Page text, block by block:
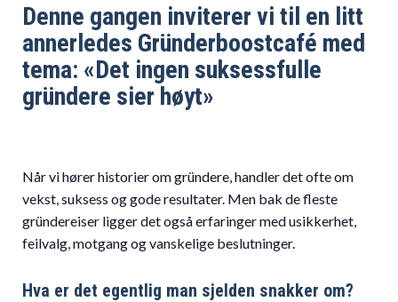
Denne gangen inviterer vi til en litt
annerledes Gründerboostcafé med
tema: «Det ingen suksessfulle
gründere sier høyt»
Når vi hører historier om gründere, handler det ofte om
vekst, suksess og gode resultater. Men bak de fleste
gründereiser ligger det også erfaringer med usikkerhet,
feilvalg, motgang og vanskelige beslutninger.
Hva er det egentlig man sjelden snakker om?